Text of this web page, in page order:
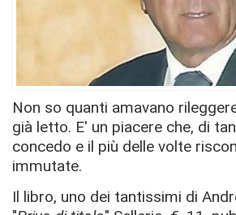
Non so quanti amavano
già letto. E' un piacere che, di
concedo e il più delle volte
immutate.
Il libro, uno dei tantissimi di